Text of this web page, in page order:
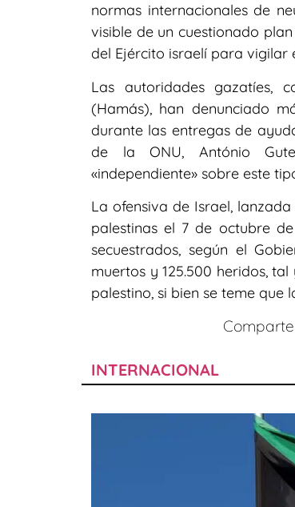
normas internacionales de
visible de un cuestionado
del Ejército israelí para vigilar
Las autoridades gazatíes,
(Hamás), han denunciado
durante las entregas de
de la ONU, António
«independiente» sobre este
La ofensiva de Israel,
palestinas el 7 de octubre
secuestrados, según el
muertos y 125.500 heridos,
palestino, si bien se teme que
INTERNACIONAL